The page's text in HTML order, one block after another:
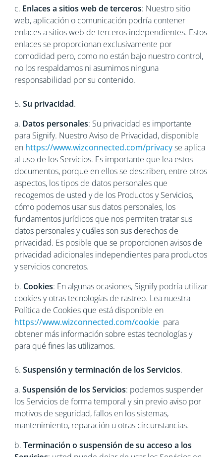
c. Enlaces a sitios web de terceros: Nuestro sitio
web, aplicación o comunicación podría contener
enlaces a sitios web de terceros independientes. Estos
enlaces se proporcionan exclusivamente por
comodidad pero, como no están bajo nuestro control,
no los respaldamos ni asumimos ninguna
responsabilidad por su contenido.
5. Su privacidad.
a. Datos personales: Su privacidad es importante
para Signify. Nuestro Aviso de Privacidad, disponible
en https://www.wizconnected.com/privacyse aplica
al uso de los Servicios. Es importante que lea estos
documentos, porque en ellos se describen, entre otros
aspectos, los tipos de datos personales que
recogemos de usted y de los Productos y Servicios,
cómo podemos usar sus datos personales, los
fundamentos jurídicos que nos permiten tratar sus
datos personales y cuáles son sus derechos de
privacidad. Es posible que se proporcionen avisos de
privacidad adicionales independientes para productos
y servicios concretos.
b. Cookies: En algunas ocasiones, Signify podría utilizar
cookies y otras tecnologías de rastreo. Lea nuestra
Política de Cookies que está disponible en
https://www.wizconnected.com/cookiepara
obtener más información sobre estas tecnologías y
para qué fines las utilizamos.
6. Suspensión y terminación de los Servicios.
a. Suspensión de los Servicios: podemos suspender
los Servicios de forma temporal y sin previo aviso por
motivos de seguridad, fallos en los sistemas,
mantenimiento, reparación u otras circunstancias.
b. Terminación o suspensión de su acceso a los